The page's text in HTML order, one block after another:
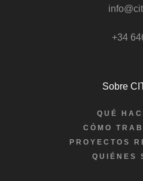
+34
Sobre
QUÉ
CÓMO
PROYECTOS
QUIÉNES